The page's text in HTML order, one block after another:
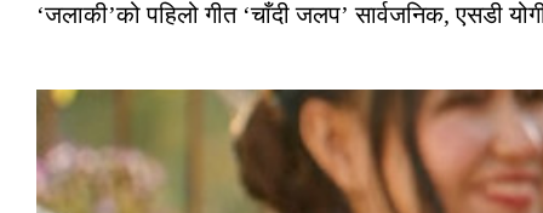
‘जलाकी’को पहिलो गीत ‘चाँदी जलप’ सार्वजनिक, एसडी